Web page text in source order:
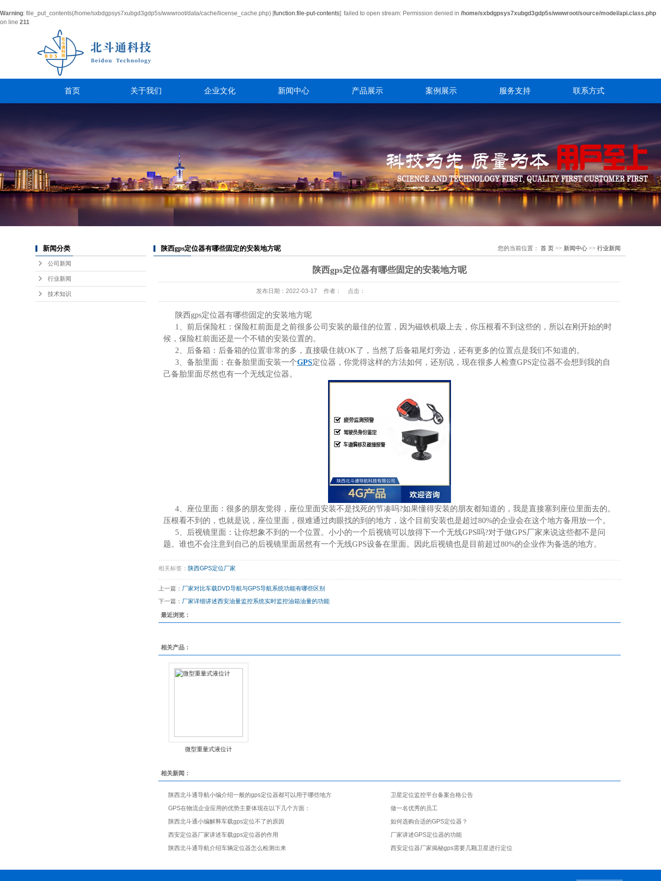
Warning: file_put_contents(/home/sxbdgpsys7xubgd3gdp5s/wwwroot/data/cache/license_cache.php) [function.file-put-contents]: failed to open stream: Permission denied in /home/sxbdgpsys7xubgd3gdp5s/wwwroot/source/model/api.class.php
on line 211
首页 关于我们
经理致词
联系我们
企业文化 新闻中心 产品展示
汽车油量监控
商砼智能生产系统及专用GPS
安全设备
政企车务管理平台解决方案
案例展示 服务支持 联系方式
新闻分类
公司新闻
行业新闻
技术知识
陕西gps定位器有哪些固定的安装地方呢 您的当前位置： 首 页 >> 新闻中心 >> 行业新闻
陕西gps定位器有哪些固定的安装地方呢
发布日期： 2022-03-17 作者： 点击：
陕西gps定位器有哪些固定的安装地方呢
1、前后保险杠：保险杠前面是之前很多公司安装的最佳的位置，因为磁铁机吸上去，你压根看不到这些的，所以在刚开始的时
候，保险杠前面还是一个不错的安装位置的。
2、后备箱：后备箱的位置非常的多，直接吸住就OK了，当然了后备箱尾灯旁边，还有更多的位置点是我们不知道的。
3、备胎里面：在备胎里面安装一个GPS定位器，你觉得这样的方法如何，还别说，现在很多人检查GPS定位器不会想到我的自
己备胎里面尽然也有一个无线定位器。
4、座位里面：很多的朋友觉得，座位里面安装不是找死的节凑吗?如果懂得安装的朋友都知道的，我是直接塞到座位里面去的。
压根看不到的，也就是说，座位里面，很难通过肉眼找的到的地方，这个目前安装也是超过80%的企业会在这个地方备用放一个。
5、后视镜里面：让你想象不到的一个位置。小小的一个后视镜可以放得下一个无线GPS吗?对于做GPS厂家来说这些都不是问
题。谁也不会注意到自己的后视镜里面居然有一个无线GPS设备在里面。因此后视镜也是目前超过80%的企业作为备选的地方。
相关标签： 陕西GPS定位厂家
上一篇： 厂家对比车载DVD导航与GPS导航系统功能有哪些区别
下一篇： 厂家详细讲述西安油量监控系统实时监控油箱油量的功能
最近浏览：
相关产品：
微型重量式液位计
相关新闻：
陕西北斗通导航小编介绍一般的gps定位器都可以用于哪些地方
卫星定位监控平台备案合格公告
GPS在物流企业应用的优势主要体现在以下几个方面：
做一名优秀的员工
陕西北斗通小编解释车载gps定位不了的原因
如何选购合适的GPS定位器？
西安定位器厂家讲述车载gps定位器的作用
厂家讲述GPS定位器的功能
陕西北斗通导航介绍车辆定位器怎么检测出来
西安定位器厂家揭秘gps需要几颗卫星进行定位